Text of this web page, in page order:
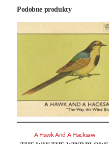
Podobne produkty
A Hawk And A Hacksaw